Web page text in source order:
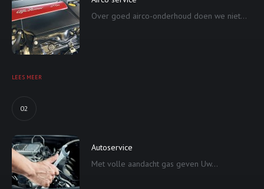
Over goed airco-onderhoud doen we niet...
LEES MEER
02
Autoservice
Met volle aandacht gas geven Uw...